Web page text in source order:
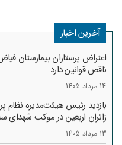
آخرین اخبار
اعتراض پرستاران بیمارستان
ناقص قوانین دارد
14 مرداد 1405
بازدید رئیس هیئت‌مدیره نظام
زائران اربعین در موکب شهدای
13 مرداد 1405